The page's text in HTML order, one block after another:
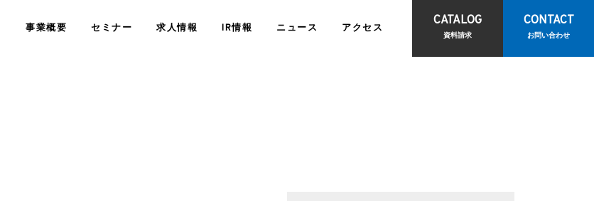
事業概要 セミナー 求人情報 IR情報 ニュース アクセス
CATALOG
資料請求
CONTACT
お問い合わせ